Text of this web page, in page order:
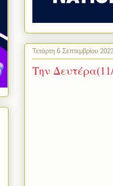
Τετάρτη 6 Σεπτεμβρίου
Την